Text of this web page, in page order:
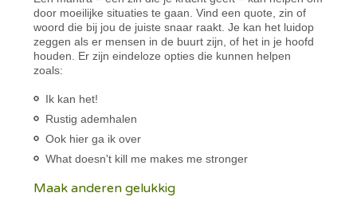
door moeilijke situaties te gaan. Vind een quote, zin of
woord die bij jou de juiste snaar raakt. Je kan het luidop
zeggen als er mensen in de buurt zijn, of het in je hoofd
houden. Er zijn eindeloze opties die kunnen helpen
zoals:
Ik kan het!
Rustig ademhalen
Ook hier ga ik over
What doesn't kill me makes me stronger
Maak anderen gelukkig